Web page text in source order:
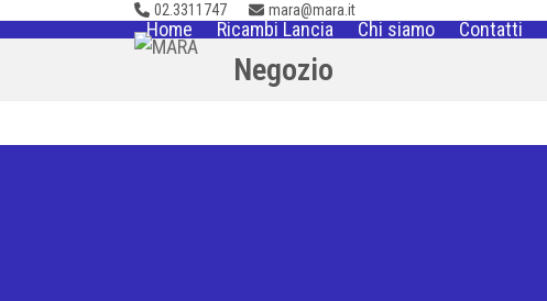
to
02.3311747 mara@mara.it
Home Ricambi Lancia Chi siamo Contatti
Negozio